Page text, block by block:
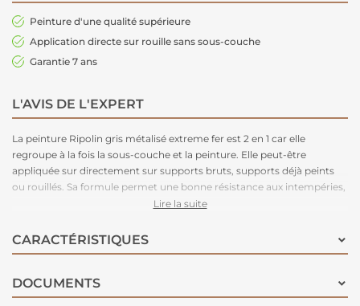
Peinture d'une qualité supérieure
Application directe sur rouille sans sous-couche
Garantie 7 ans
L'AVIS DE L'EXPERT
La peinture Ripolin gris métalisé extreme fer est 2 en 1 car elle
regroupe à la fois la sous-couche et la peinture. Elle peut-être
appliquée sur directement sur supports bruts, supports déjà peints
ou rouillés. Sa formule permet une bonne résistance aux intempéries,
UV, chocs... Elle est anticorrosion et assure une excellente adhésion
teinter, pour vous offrir une couleur unique. Garantie 7 ans.
Lire la suite
CARACTÉRISTIQUES
DOCUMENTS